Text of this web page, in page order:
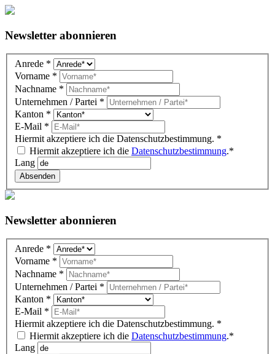
Newsletter abonnieren
Newsletter
DE
(overlay)
Anrede *
Vorname *
Nachname *
Unternehmen / Partei *
Kanton *
E-Mail *
Hiermit akzeptiere ich die Datenschutzbestimmung. *
Hiermit akzeptiere ich die Datenschutzbestimmung.*
Lang
Absenden
Newsletter abonnieren
Newsletter
DE
(footer)
Anrede *
Vorname *
Nachname *
Unternehmen / Partei *
Kanton *
E-Mail *
Hiermit akzeptiere ich die Datenschutzbestimmung. *
Hiermit akzeptiere ich die Datenschutzbestimmung.*
Lang